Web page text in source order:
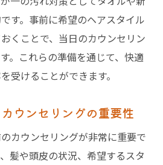
す。事前に希望のヘアスタイル
くことで、当日のカウンセリン
。これらの準備を通じて、快適
受けることができます。
ウンセリングの重要性
カウンセリングが非常に重要で
髪や頭皮の状況、希望するスタ